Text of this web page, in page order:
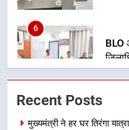
7
Recent Posts
मुख्यमंत्री ने हर घर तिरंगा